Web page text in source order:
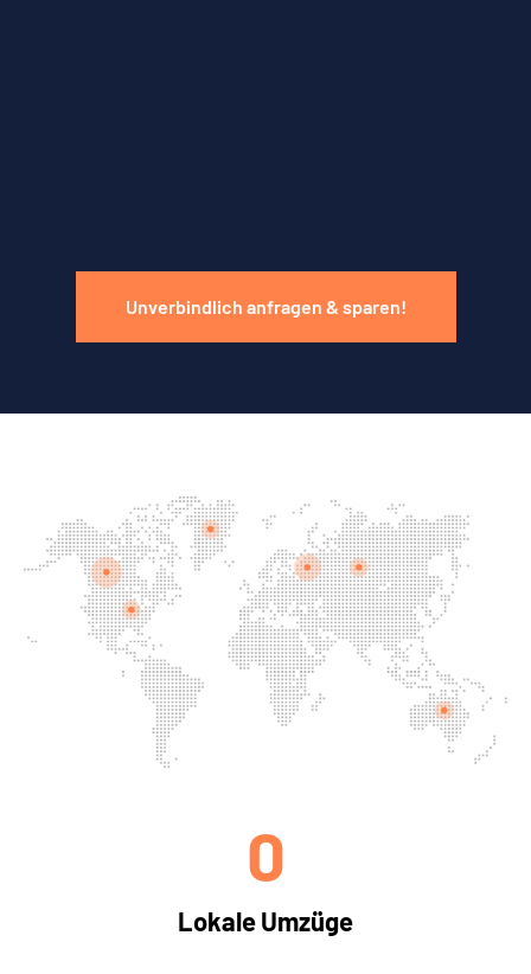
Unverbindlich anfragen & sparen!
Lokale Umzüge
0